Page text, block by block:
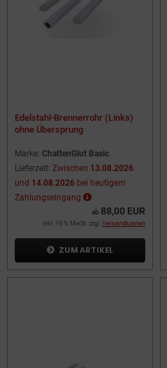
Edelstahl-Brennerrohr (Links)
ohne Übersprung
Marke: ChattenGlut Basic
Lieferzeit: Zwischen 13.08.2026
und 14.08.2026 bei heutigem
Zahlungseingang
ab 88,00 EUR
inkl. 19 % MwSt. zzgl. Versandkosten
ZUM ARTIKEL